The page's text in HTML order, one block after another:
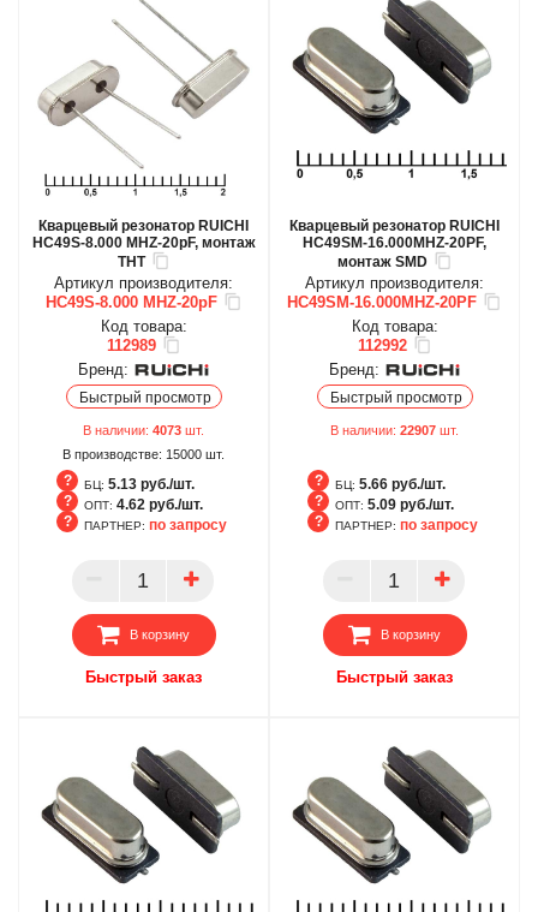
Кварцевый резонатор RUICHI
HC49S-8.000 MHZ-20pF, монтаж
THT
Артикул производителя:
HC49S-8.000 MHZ-20pF
Код товара:
112989
Бренд:
Быстрый просмотр
В наличии: 4073 шт.
В производстве: 15000 шт.
БЦ: 5.13 руб./шт.
ОПТ: 4.62 руб./шт.
ПАРТНЕР
ПАРТНЕР: по запросу
В корзину
Быстрый заказ
Кварцевый резонатор RUICHI
HC49SM-16.000MHZ-20PF,
монтаж SMD
Артикул производителя:
HC49SM-16.000MHZ-20PF
Код товара:
112992
Бренд:
Быстрый просмотр
В наличии: 22907 шт.
БЦ: 5.66 руб./шт.
ОПТ: 5.09 руб./шт.
ПАРТНЕР
ПАРТНЕР: по запросу
В корзину
Быстрый заказ